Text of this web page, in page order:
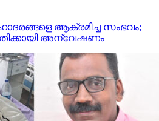
ആക്രമിച്ച സംഭവം;
അന്വേഷണം